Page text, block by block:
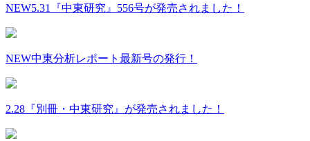
NEW5.31『中東研究』556号が発売されました！
NEW中東分析レポート最新号の発行！
2.28『別冊・中東研究』が発売されました！